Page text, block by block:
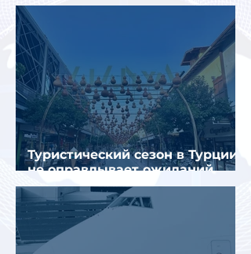
в Турции
Туристический сезон в Турции
не оправдывает ожиданий
отрасли